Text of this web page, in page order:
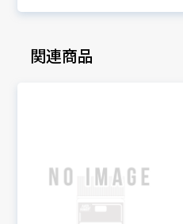
関連商品